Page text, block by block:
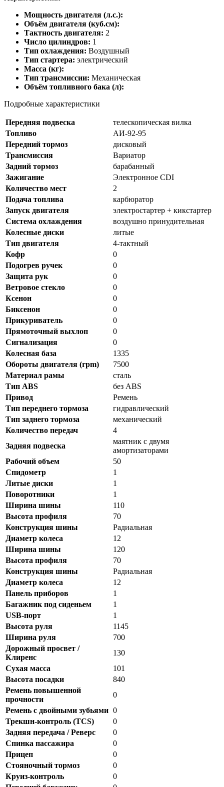
Мощность двигателя (л.с.):
Объём двигателя (куб.см):
Тактность двигателя: 2
Число цилиндров: 1
Тип охлаждения: Воздушный
Тип стартера: электрический
Масса (кг):
Тип трансмиссии: Механическая
Объём топливного бака (л):
Подробные характеристики
Передняя подвеска
телескопическая вилка
Топливо
АИ-92-95
Передний тормоз
дисковый
Трансмиссия
Вариатор
Задний тормоз
барабанный
Зажигание
Электронное CDI
Количество мест
2
Подача топлива
карбюратор
Запуск двигателя
электростартер + кикстартер
Система охлаждения
воздушно принудительная
Колесные диски
литые
Тип двигателя
4-тактный
Кофр
0
Подогрев ручек
0
Защита рук
0
Ветровое стекло
0
Ксенон
0
Биксенон
0
Прикуриватель
0
Прямоточный выхлоп
0
Сигнализация
0
Колесная база
1335
Обороты двигателя (rpm)
7500
Материал рамы
сталь
Тип ABS
без ABS
Привод
Ремень
Тип переднего тормоза
гидравлический
Тип заднего тормоза
механический
Количество передач
4
Задняя подвеска
маятник с двумя
амортизаторами
Рабочий объем
50
Спидометр
1
Литые диски
1
Поворотники
1
Ширина шины
110
Высота профиля
70
Конструкция шины
Радиальная
Диаметр колеса
12
Ширина шины
120
Высота профиля
70
Конструкция шины
Радиальная
Диаметр колеса
12
Панель приборов
1
Багажник под сиденьем
1
USB-порт
1
Высота руля
1145
Ширина руля
700
Дорожный просвет /
Клиренс
130
Сухая масса
101
Высота посадки
840
Ремень повышенной
прочности
0
Ремень с двойными зубьями 0
Трекшн-контроль (TCS)
0
Задняя передача / Реверс
0
Спинка пассажира
0
Прицеп
0
Стояночный тормоз
0
Круиз-контроль
0